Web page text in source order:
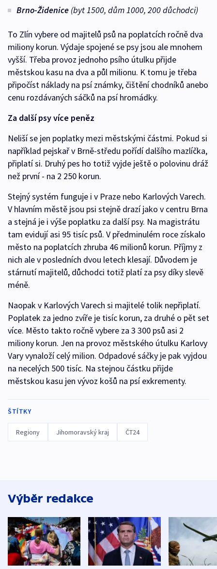
Brno-Židenice (byt 1500, dům 1000, 200 důchodci)
To Zlín vybere od majitelů psů na poplatcích ročně dva
miliony korun. Výdaje spojené se psy jsou ale mnohem
vyšší. Třeba provoz jednoho psího útulku přijde
městskou kasu na dva a půl milionu. K tomu je třeba
připočíst náklady na psí známky, čištění chodníků anebo
cenu rozdávaných sáčků na psí hromádky.
Za další psy více peněz
Neliší se jen poplatky mezi městskými částmi. Pokud si
například pejskař v Brně-středu pořídí dalšího mazlíčka,
připlatí si. Druhý pes ho totiž vyjde ještě o polovinu dráž
než první - na 2 250 korun.
Stejný systém funguje i v Praze nebo Karlových Varech.
V hlavním městě jsou psi stejně drazí jako v centru Brna
a stejná je i výše poplatku za další psy. Na magistrátu
tam evidují asi 95 tisíc psů. V předminulém roce získalo
město na poplatcích zhruba 46 milionů korun. Příjmy z
nich ale v posledních dvou letech klesají. Důvodem je
stárnutí majitelů, důchodci totiž platí za psy díky slevě
méně.
Naopak v Karlových Varech si majitelé tolik nepřiplatí.
Poplatek za jedno zvíře je tisíc korun, za druhé o pět set
více. Město takto ročně vybere za 3 300 psů asi 2
miliony korun. Jen na provoz městského útulku Karlovy
Vary vynaloží celý milion. Odpadové sáčky je pak vyjdou
na necelých 500 tisíc. Na stejnou částku přijde
městskou kasu jen vývoz košů na psí exkrementy.
ŠTÍTKY
Regiony Jihomoravský kraj ČT24
Výběr redakce